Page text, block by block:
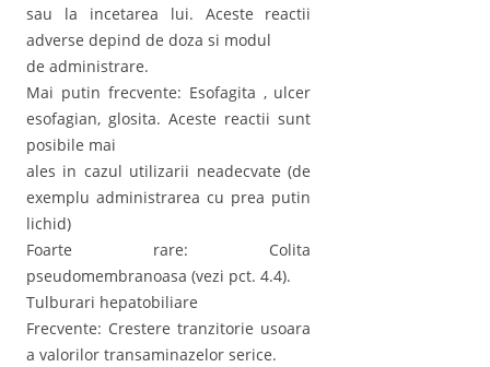
sau la incetarea lui. Aceste reactii
adverse depind de doza si modul
de administrare.
Mai putin frecvente: Esofagita , ulcer
esofagian, glosita. Aceste reactii sunt
posibile mai
ales in cazul utilizarii neadecvate (de
exemplu administrarea cu prea putin
lichid)
Foarte rare: Colita
pseudomembranoasa (vezi pct. 4.4).
Tulburari hepatobiliare
Frecvente: Crestere tranzitorie usoara
a valorilor transaminazelor serice.